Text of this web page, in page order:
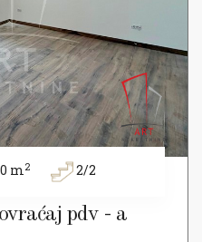
m2 2/2
pdv - a